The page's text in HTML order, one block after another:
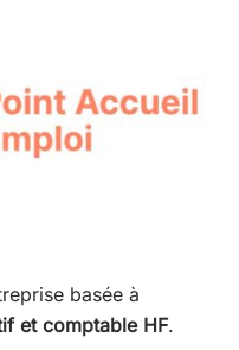
basée à
et comptable HF.